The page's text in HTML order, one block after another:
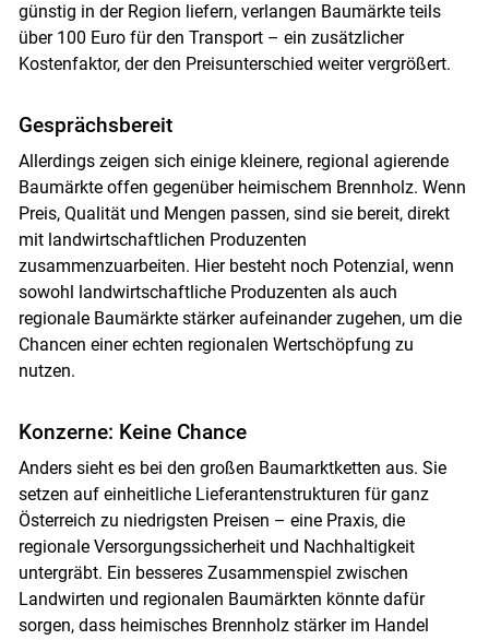
Skip to main content
günstig in der Region liefern, verlangen Baumärkte teils
über 100 Euro für den Transport – ein zusätzlicher
Kostenfaktor, der den Preisunterschied weiter vergrößert.
Gesprächsbereit
Allerdings zeigen sich einige kleinere, regional agierende
Baumärkte offen gegenüber heimischem Brennholz. Wenn
Preis, Qualität und Mengen passen, sind sie bereit, direkt
mit landwirtschaftlichen Produzenten
zusammenzuarbeiten. Hier besteht noch Potenzial, wenn
sowohl landwirtschaftliche Produzenten als auch
regionale Baumärkte stärker aufeinander zugehen, um die
Chancen einer echten regionalen Wertschöpfung zu
nutzen.
Konzerne: Keine Chance
Anders sieht es bei den großen Baumarktketten aus. Sie
setzen auf einheitliche Lieferantenstrukturen für ganz
Österreich zu niedrigsten Preisen – eine Praxis, die
regionale Versorgungssicherheit und Nachhaltigkeit
untergräbt. Ein besseres Zusammenspiel zwischen
Landwirten und regionalen Baumärkten könnte dafür
sorgen, dass heimisches Brennholz stärker im Handel